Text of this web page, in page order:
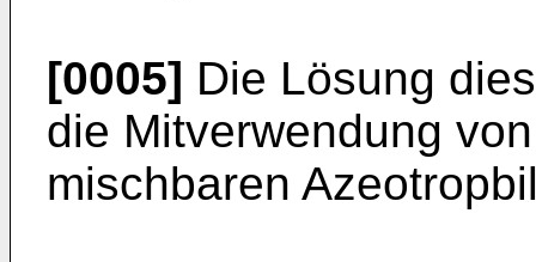
[0005] Die Lösung
die Mitverwendung
mischbaren